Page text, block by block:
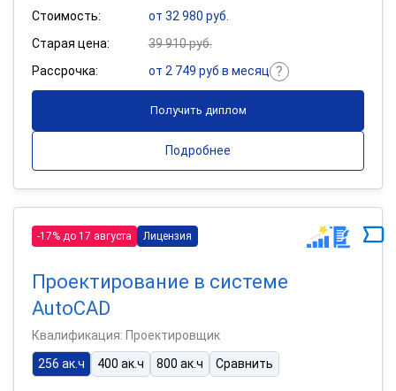
Стоимость:
от 32 980 руб.
Старая цена:
39 910 руб.
Рассрочка:
от 2 749 руб в месяц
Получить диплом
Подробнее
-17% до 17 августа Лицензия
Проектирование в системе
AutoCAD
Квалификация: Проектировщик
256 ак.ч
400 ак.ч 800 ак.ч Сравнить